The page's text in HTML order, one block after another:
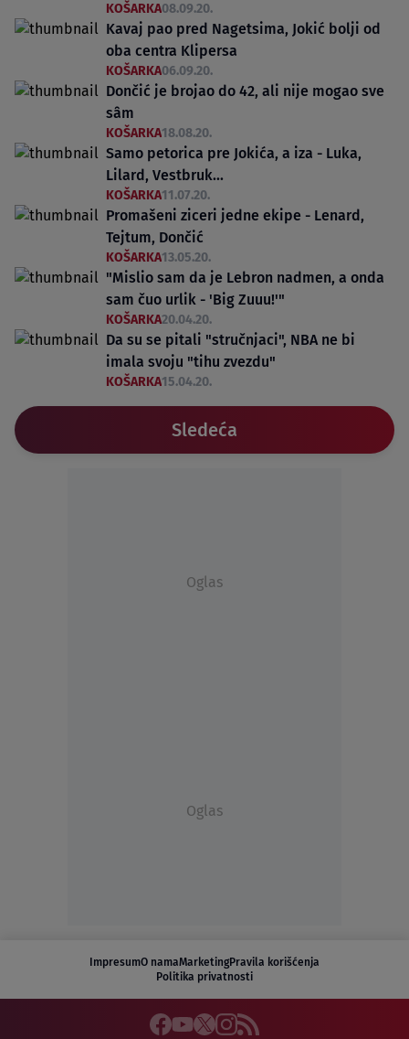
KOŠARKA08.09.20.
Kavaj pao pred Nagetsima, Jokić bolji od
oba centra Klipersa
KOŠARKA06.09.20.
Dončić je brojao do 42, ali nije mogao sve
sȃm
KOŠARKA18.08.20.
Samo petorica pre Jokića, a iza - Luka,
Lilard, Vestbruk...
KOŠARKA11.07.20.
Promašeni ziceri jedne ekipe - Lenard,
Tejtum, Dončić
KOŠARKA13.05.20.
"Mislio sam da je Lebron nadmen, a onda
sam čuo urlik - 'Big Zuuu!'"
KOŠARKA20.04.20.
Da su se pitali "stručnjaci", NBA ne bi
imala svoju "tihu zvezdu"
KOŠARKA15.04.20.
Sledeća
Oglas
Oglas
ImpresumO namaMarketingPravila korišćenja
Politika privatnosti